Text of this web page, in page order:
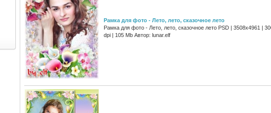
Рамка для фото - Лето, лето, сказочное лето
Рамка для фото - Лето, лето, сказочное лето PSD | 3508х4961 |
dpi | 105 Mb Автор: lunar.elf